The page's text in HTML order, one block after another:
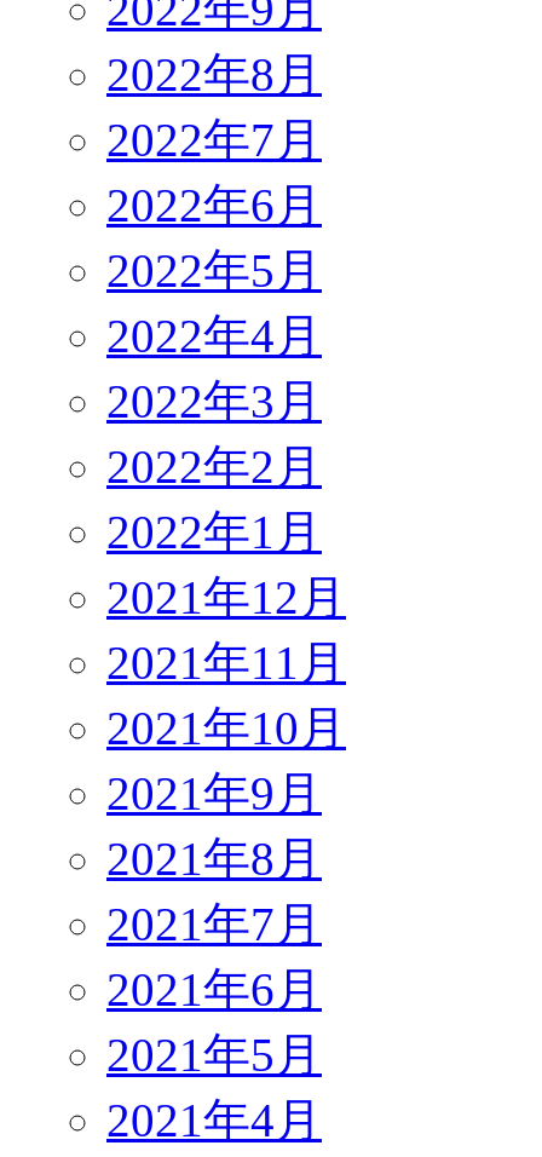
2022年8月
2022年7月
2022年6月
2022年5月
2022年4月
2022年3月
2022年2月
2022年1月
2021年12月
2021年11月
2021年10月
2021年9月
2021年8月
2021年7月
2021年6月
2021年5月
2021年4月